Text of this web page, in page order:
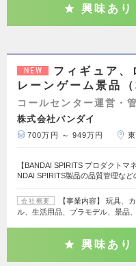
興味あり
NEW
フィギュア、
レーンゲーム景品
コールセンター運営・
株式会社バンダイ
700万円 ～ 949万円
【BANDAI SPIRITS プロダクトマ
NDAI SPIRITS製品の品質管理など
会社概要
【事業内容】 玩具、
ル、生活用品、プラモデル、景品
興味あり